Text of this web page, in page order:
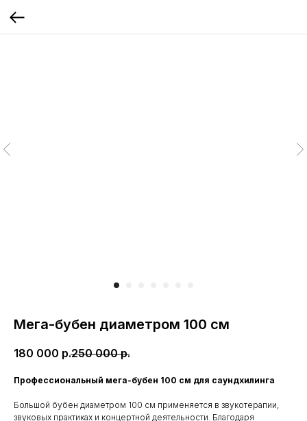
Мега-бубен диаметром 100 см
180 000 р.250 000 р.
Профессиональный мега-бубен 100 см для саундхилинга
Большой бубен диаметром 100 см применяется в звукотерапии,
звуковых практиках и концертной деятельности. Благодаря